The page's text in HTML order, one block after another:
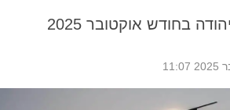
בחודש אוקטובר 2025